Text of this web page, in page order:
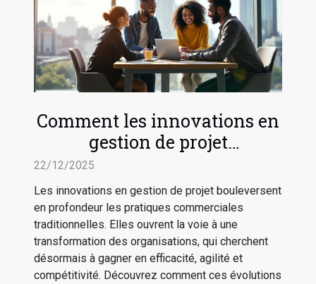
Comment les innovations en
gestion de projet
transforment-elles les
pratiques commerciales ?
22/12/2025
Les innovations en gestion de projet bouleversent
en profondeur les pratiques commerciales
traditionnelles. Elles ouvrent la voie à une
transformation des organisations, qui cherchent
désormais à gagner en efficacité, agilité et
compétitivité. Découvrez comment ces évolutions